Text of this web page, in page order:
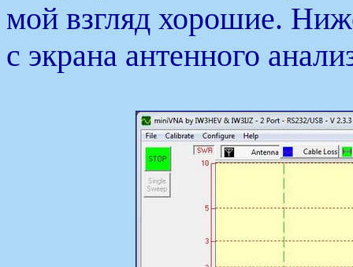
мой взгляд хорошие.
с экрана антенного